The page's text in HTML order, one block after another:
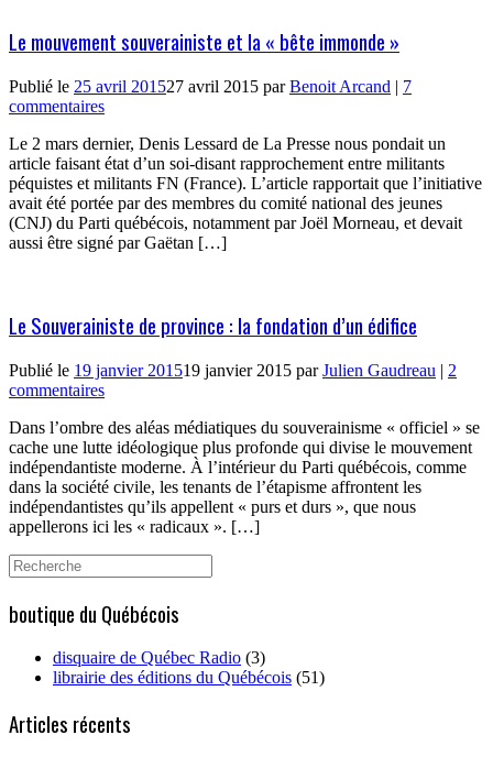
Le mouvement souverainiste et la « bête immonde »
Publié le 25 avril 201527 avril 2015 parBenoit Arcand | 7
commentaires
Le 2 mars dernier, Denis Lessard de La Presse nous pondait un
article faisant état d’un soi-disant rapprochement entre militants
péquistes et militants FN (France). L’article rapportait que l’initiative
avait été portée par des membres du comité national des jeunes
(CNJ) du Parti québécois, notamment par Joël Morneau, et devait
aussi être signé par Gaëtan […]
Le Souverainiste de province : la fondation d’un édifice
Publié le 19 janvier 201519 janvier 2015 parJulien Gaudreau | 2
commentaires
Dans l’ombre des aléas médiatiques du souverainisme « officiel » se
cache une lutte idéologique plus profonde qui divise le mouvement
indépendantiste moderne. À l’intérieur du Parti québécois, comme
dans la société civile, les tenants de l’étapisme affrontent les
indépendantistes qu’ils appellent « purs et durs », que nous
appellerons ici les « radicaux ». […]
Search
for:
boutique du Québécois
disquaire de Québec Radio (3)
librairie des éditions du Québécois (51)
Articles récents